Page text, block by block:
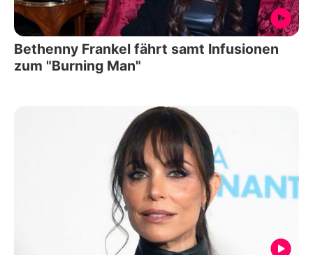
Bethenny Frankel fährt samt Infusionen
zum "Burning Man"